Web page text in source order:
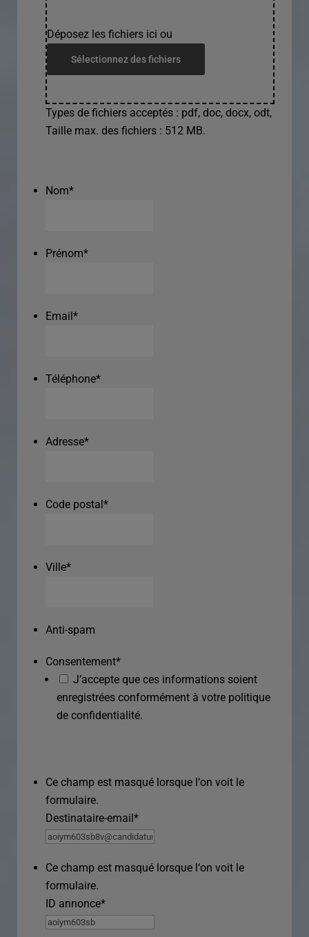
Déposez les fichiers ici ou
Sélectionnez des fichiers
Types de fichiers acceptés : pdf, doc, docx, odt,
Taille max. des fichiers : 512 MB.
Nom*
Prénom*
Email*
Téléphone*
Adresse*
Code postal*
Ville*
Anti-spam
Consentement*
J’accepte que ces informations soient
enregistrées conformément à votre politique
de confidentialité.
Ce champ est masqué lorsque l‘on voit le
formulaire.
Destinataire-email*
Ce champ est masqué lorsque l‘on voit le
formulaire.
ID annonce*